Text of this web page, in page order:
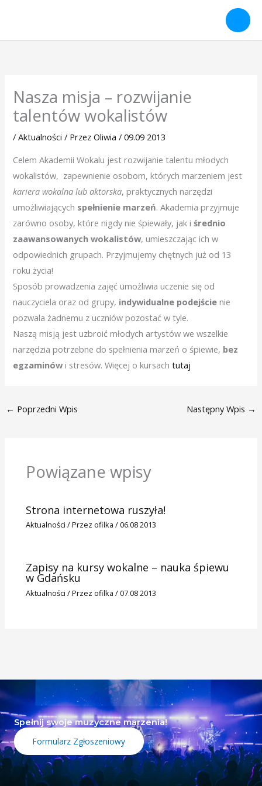
treści
Nasza misja – rozwijanie
talentów wokalistów
/Aktualności / PrzezOliwia/09.09 2013
Celem Akademii Wokalu jest rozwijanie talentu młodych
wokalistów, zapewnienie osobom, których marzeniem jest
kariera wokalna lub aktorska, praktycznych narzędzi
umożliwiających spełnienie marzeń. Akademia przyjmuje
zarówno osoby, które nigdy nie śpiewały, jak iśrednio
zaawansowanych wokalistów, umieszczając ich w
odpowiednich grupach. Przyjmujemy chętnych już od 13
roku życia!
Sposób prowadzenia zajęć umożliwia uczenie się od
nauczyciela oraz od grupy, indywidualne podejście nie
pozwala żadnemu z uczniów pozostać w tyle.
Naszą misją jest uzbroić młodych artystów we wszelkie
narzędzia potrzebne do spełnienia marzeń o śpiewie, bez
egzaminów i stresów. Więcej o kursachtutaj
← Poprzedni Wpis Następny Wpis →
Powiązane wpisy
Strona internetowa ruszyła!
Aktualności / Przez ofilka/06.08 2013
Zapisy na kursy wokalne – nauka śpiewu
w Gdańsku
Aktualności / Przez ofilka/07.08 2013
Spełnij swoje muzyczne marzenia!
Formularz Zgłoszeniowy